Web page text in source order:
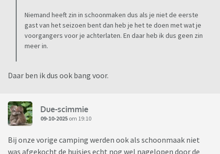
Niemand heeft zin in schoonmaken dus als je niet de eerste
gast van het seizoen bent dan heb je het te doen met wat je
voorgangers voor je achterlaten. En daar heb ik dus geen zin
meer in.
Daar ben ik dus ook bang voor.
Due-scimmie
09-10-2025 om 19:10
Bij onze vorige camping werden ook als schoonmaak niet
was afgekocht de huisjes echt nog wel nagelopen door de